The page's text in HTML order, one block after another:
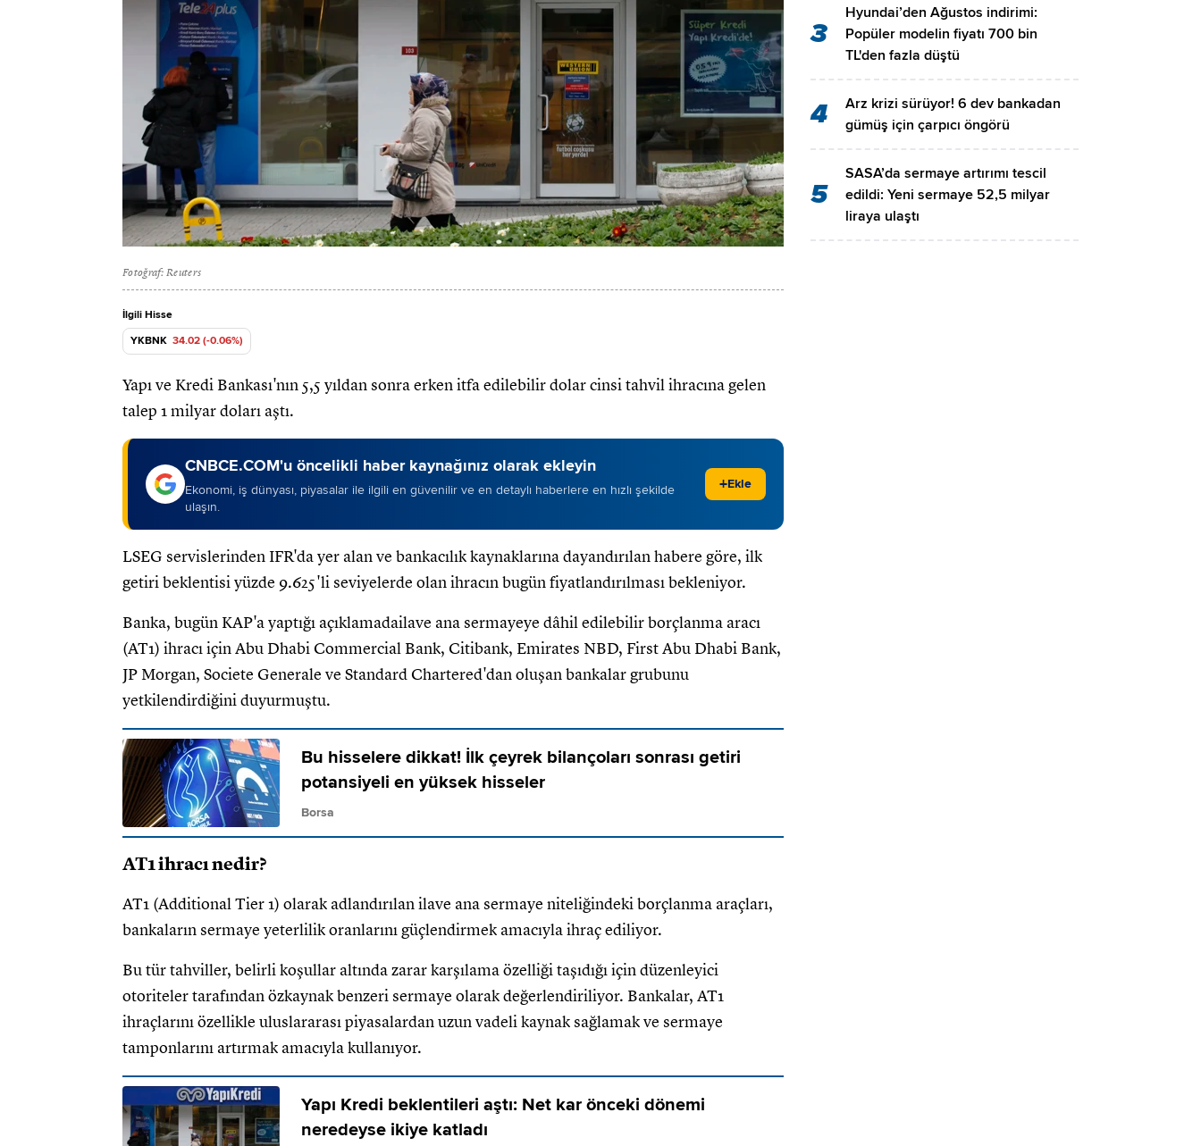
Fotoğraf: Reuters
İlgili Hisse
YKBNK 34.02 (-0.06%)
Yapı ve Kredi Bankası'nın 5,5 yıldan sonra erken itfa edilebilir dolar cinsi tahvil ihracına gelen
talep 1 milyar doları aştı.
CNBCE.COM'u öncelikli haber kaynağınız olarak ekleyin
Ekonomi, iş dünyası, piyasalar ile ilgili en güvenilir ve en detaylı haberlere en hızlı şekilde
ulaşın.
+Ekle
LSEG servislerinden IFR'da yer alan ve bankacılık kaynaklarına dayandırılan habere göre, ilk
getiri beklentisi yüzde 9.625'li seviyelerde olan ihracın bugün fiyatlandırılması bekleniyor.
Banka, bugün KAP'a yaptığı açıklamadailave ana sermayeye dâhil edilebilir borçlanma aracı
(AT1) ihracı için Abu Dhabi Commercial Bank, Citibank, Emirates NBD, First Abu Dhabi Bank,
JP Morgan, Societe Generale ve Standard Chartered'dan oluşan bankalar grubunu
yetkilendirdiğini duyurmuştu.
Bu hisselere dikkat! İlk çeyrek bilançoları sonrası getiri
potansiyeli en yüksek hisseler
Borsa
AT1 ihracı nedir?
AT1 (Additional Tier 1) olarak adlandırılan ilave ana sermaye niteliğindeki borçlanma araçları,
bankaların sermaye yeterlilik oranlarını güçlendirmek amacıyla ihraç ediliyor.
Bu tür tahviller, belirli koşullar altında zarar karşılama özelliği taşıdığı için düzenleyici
otoriteler tarafından özkaynak benzeri sermaye olarak değerlendiriliyor. Bankalar, AT1
ihraçlarını özellikle uluslararası piyasalardan uzun vadeli kaynak sağlamak ve sermaye
tamponlarını artırmak amacıyla kullanıyor.
Yapı Kredi beklentileri aştı: Net kar önceki dönemi
neredeyse ikiye katladı
3
Hyundai’den Ağustos indirimi:
Popüler modelin fiyatı 700 bin
TL'den fazla düştü
4
Arz krizi sürüyor! 6 dev bankadan
gümüş için çarpıcı öngörü
5
SASA’da sermaye artırımı tescil
edildi: Yeni sermaye 52,5 milyar
liraya ulaştı